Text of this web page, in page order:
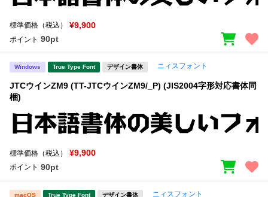
標準価格（税込） ¥9,900
ポイント 90pt
Windows True Type Font デザイン書体 ニィスフォント
JTCウインZM9 (TT-JTCウインZM9/_P) (JIS2004字形対応書体同
梱)
標準価格（税込） ¥9,900
ポイント 90pt
macOS True Type Font デザイン書体 ニィスフォント